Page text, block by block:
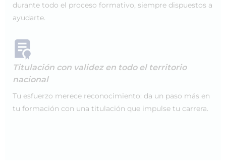
durante todo el proceso formativo, siempre dispuestos a
ayudarte.
Titulación con validez en todo el territorio
nacional
Tu esfuerzo merece reconocimiento: da un paso más en
tu formación con una titulación que impulse tu carrera.